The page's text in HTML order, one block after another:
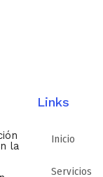
la
Links
Inicio
Servicios